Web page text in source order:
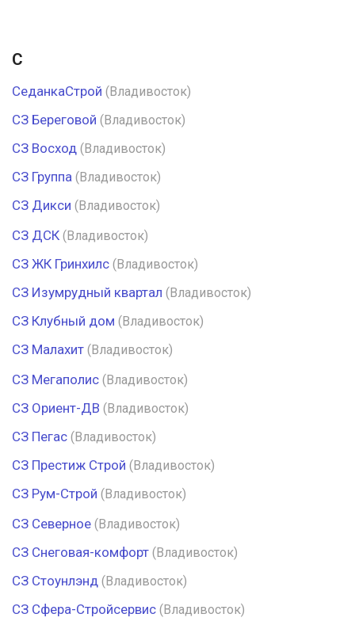
С
СеданкаСтрой (Владивосток)
СЗ Береговой (Владивосток)
СЗ Восход (Владивосток)
СЗ Группа (Владивосток)
СЗ Дикси (Владивосток)
СЗ ДСК (Владивосток)
СЗ ЖК Гринхилс (Владивосток)
СЗ Изумрудный квартал (Владивосток)
СЗ Клубный дом (Владивосток)
СЗ Малахит (Владивосток)
СЗ Мегаполис (Владивосток)
СЗ Ориент-ДВ (Владивосток)
СЗ Пегас (Владивосток)
СЗ Престиж Строй (Владивосток)
СЗ Рум-Строй (Владивосток)
СЗ Северное (Владивосток)
СЗ Снеговая-комфорт (Владивосток)
СЗ Стоунлэнд (Владивосток)
СЗ Сфера-Стройсервис (Владивосток)